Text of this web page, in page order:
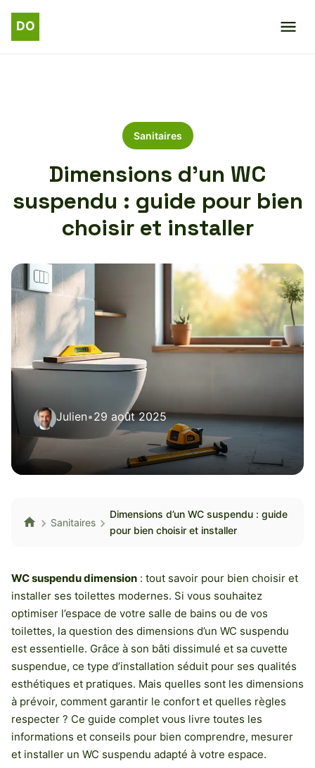
Sanitaires
Dimensions d’un WC
suspendu : guide pour bien
choisir et installer
Julien•29 août 2025
Sanitaires
Dimensions d’un WC suspendu : guide
pour bien choisir et installer
WC suspendu dimension : tout savoir pour bien choisir et
installer ses toilettes modernes. Si vous souhaitez
optimiser l’espace de votre salle de bains ou de vos
toilettes, la question des dimensions d’un WC suspendu
est essentielle. Grâce à son bâti dissimulé et sa cuvette
suspendue, ce type d’installation séduit pour ses qualités
esthétiques et pratiques. Mais quelles sont les dimensions
à prévoir, comment garantir le confort et quelles règles
respecter ? Ce guide complet vous livre toutes les
informations et conseils pour bien comprendre, mesurer
et installer un WC suspendu adapté à votre espace.